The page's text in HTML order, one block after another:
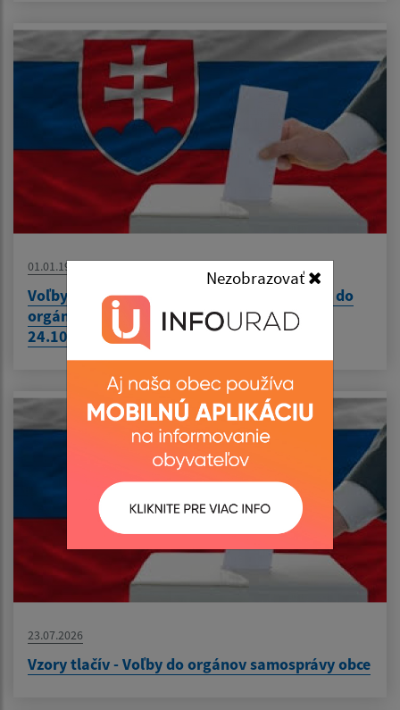
Nezobrazovať
01.01.1970
Voľby do orgánov samosprávy obce a Voľby do
orgánov samosprávneho kraja konané dňa
24.10.2026
23.07.2026
Vzory tlačív - Voľby do orgánov samosprávy obce